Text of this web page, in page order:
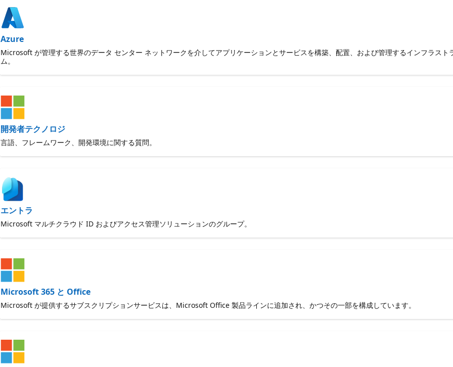
Azure
Microsoft が管理する世界のデータ センター ネットワークを介してアプリケーションとサービスを構築、配置、および管理するインフラス
ム。
開発者テクノロジ
言語、フレームワーク、開発環境に関する質問。
エントラ
Microsoft マルチクラウド ID およびアクセス管理ソリューションのグループ。
Microsoft 365 と Office
Microsoft が提供するサブスクリプションサービスは、Microsoft Office 製品ラインに追加され、かつその一部を構成しています。